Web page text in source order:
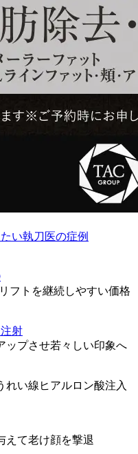
執刀医の症例
フトを継続しやすい価格
射
ップさせ若々しい印象へ
れい線ヒアルロン酸注入
えて老け顔を撃退